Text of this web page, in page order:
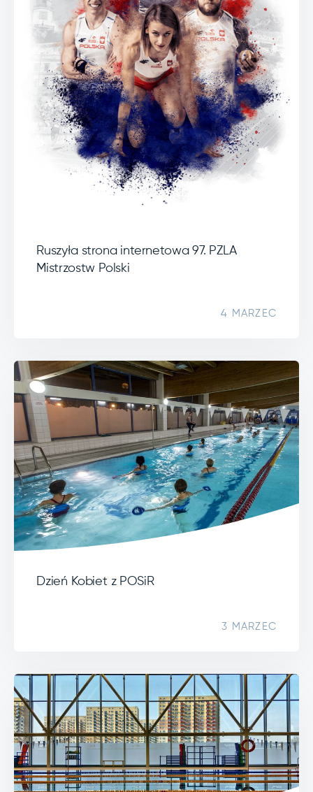
Ruszyła strona internetowa 97. PZLA
Mistrzostw Polski
4 MARZEC
Dzień Kobiet z POSiR
3 MARZEC